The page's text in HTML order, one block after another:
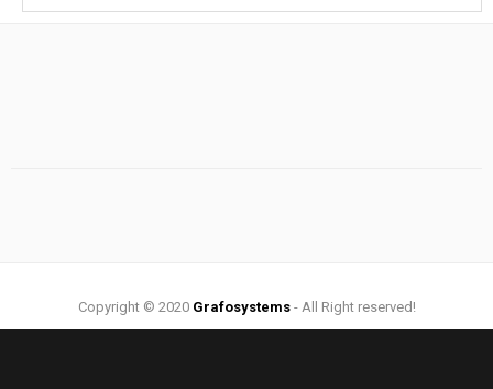
Copyright © 2020 Grafosystems- All Right reserved!